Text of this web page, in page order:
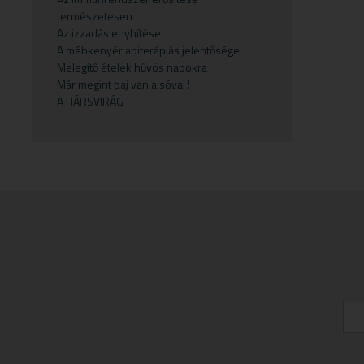
Gyermekvállalás
Gyümölcspüré
Mosószerek
Napozószerek
Fejfájás
Felfázás
Fogínyvédelem
Gyomor és nyálkahártya védők
Testápolók
Tusfürdő
Szirupok
Üdítők
természetesen
Az izzadás enyhítése
A méhkenyér apiterápiás jelentősége
Melegítő ételek hűvös napokra
Már megint baj van a sóval !
A HÁRSVIRÁG